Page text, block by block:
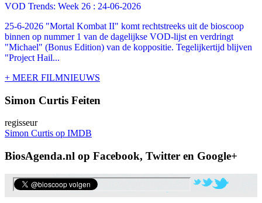
VOD Trends: Week 26 : 24-06-2026
25-6-2026 "Mortal Kombat II" komt rechtstreeks uit de bioscoop
binnen op nummer 1 van de dagelijkse VOD-lijst en verdringt
"Michael" (Bonus Edition) van de koppositie. Tegelijkertijd blijven
"Project Hail...
+ MEER FILMNIEUWS
Simon Curtis Feiten
regisseur
Simon Curtis op IMDB
BiosAgenda.nl op Facebook, Twitter en Google+